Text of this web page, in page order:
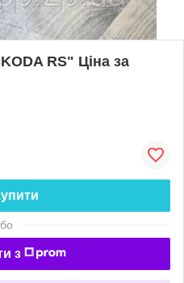
RS" Ціна за
з